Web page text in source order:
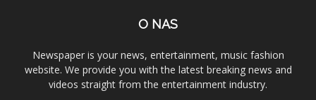
O NAS
Newspaper is your news, entertainment, music fashion
website. We provide you with the latest breaking news and
videos straight from the entertainment industry.